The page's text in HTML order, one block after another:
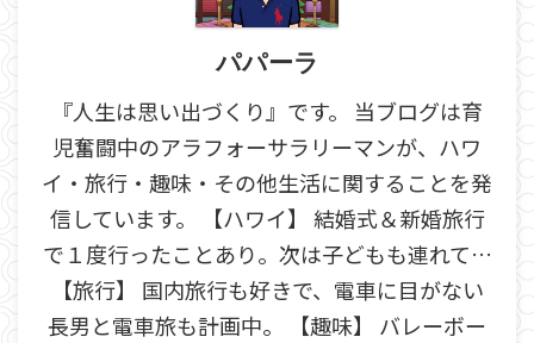
パパーラ
『人生は思い出づくり』です。 当ブログは育
児奮闘中のアラフォーサラリーマンが、ハワ
イ・旅行・趣味・その他生活に関することを発
信しています。 【ハワイ】 結婚式＆新婚旅行
で１度行ったことあり。次は子どもも連れて…
【旅行】 国内旅行も好きで、電車に目がない
長男と電車旅も計画中。 【趣味】 バレーボー